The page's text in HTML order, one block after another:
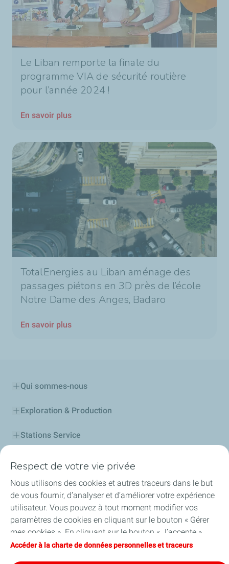
Le Liban remporte la finale du
programme VIA de sécurité routière
pour l’année 2024 !
En savoir plus
TotalEnergies au Liban aménage des
passages piétons en 3D près de l’école
Notre Dame des Anges, Badaro
En savoir plus
Qui sommes-nous
Exploration & Production
Stations Service
Professionnels
TotalEnergies DAFA
FAQ
Respect de votre vie privée
Nous utilisons des cookies et autres traceurs dans le but
de vous fournir, d’analyser et d’améliorer votre expérience
utilisateur. Vous pouvez à tout moment modifier vos
paramètres de cookies en cliquant sur le bouton « Gérer
mes cookies ». En cliquant sur le bouton « J’accepte »,
vous acceptez le dépôt de l’ensemble des cookies. Dans le
Accéder à la charte de données personnelles et traceurs